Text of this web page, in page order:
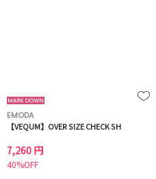
EMODA
【VEQUM】OVER SIZE CHECK SH
7,260 円
40%OFF